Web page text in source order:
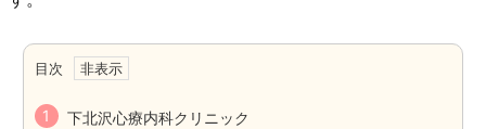
目次
下北沢心療内科クリニック